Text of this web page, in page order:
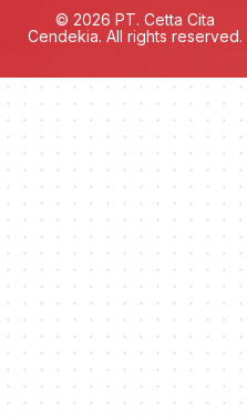
© 2026 PT. Cetta Cita
Cendekia. All rights reserved.